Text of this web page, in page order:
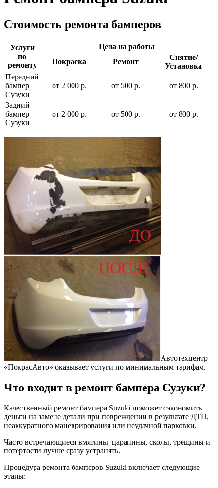
Стоимость ремонта бамперов
Услуги
по
ремонту
Цена на работы
Покраска
Ремонт
Снятие/
Установка
Передний
бампер
Сузуки
от 2 000 р. от 500 р. от 800 р.
Задний
бампер
Сузуки
от 2 000 р. от 500 р. от 800 р.
Автотехцентр
«ПокрасАвто» оказывает услуги по минимальным тарифам.
Что входит в ремонт бампера Сузуки?
Качественный ремонт бампера Suzuki поможет сэкономить
деньги на замене детали при повреждении в результате ДТП,
неаккуратного маневрирования или неудачной парковки.
Часто встречающиеся вмятины, царапины, сколы, трещины и
потертости лучше сразу устранять.
Процедура ремонта бамперов Suzuki включает следующие
этапы: